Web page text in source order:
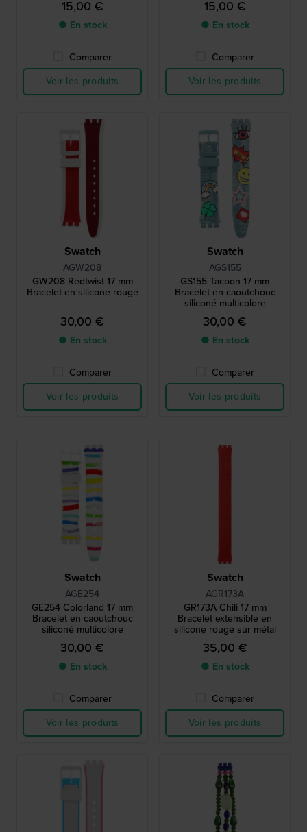
15,00 €
● En stock
Comparer
Voir les produits
15,00 €
● En stock
Comparer
Voir les produits
Swatch
AGW208
GW208 Redtwist 17 mm
Bracelet en silicone rouge
30,00 €
● En stock
Comparer
Voir les produits
Swatch
AGS155
GS155 Tacoon 17 mm
Bracelet en caoutchouc
siliconé multicolore
30,00 €
● En stock
Comparer
Voir les produits
Swatch
AGE254
GE254 Colorland 17 mm
Bracelet en caoutchouc
siliconé multicolore
30,00 €
● En stock
Comparer
Voir les produits
Swatch
AGR173A
GR173A Chili 17 mm
Bracelet extensible en
silicone rouge sur métal
35,00 €
● En stock
Comparer
Voir les produits